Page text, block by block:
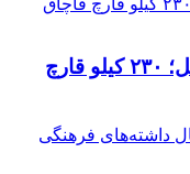
ضربه پلیس کلاله به قاچاقچیان ترافل؛ ۲۳۰ کیلو قارچ